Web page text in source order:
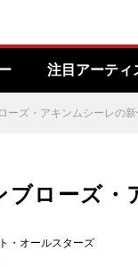
注目アーティ
ーズ・アキンムシーレの
ローズ
・オールスターズ